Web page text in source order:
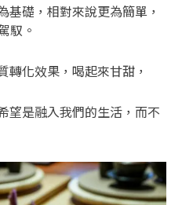
礎，相對來說更為簡單，
馭。
轉化效果，喝起來甘甜，
望是融入我們的生活，而不